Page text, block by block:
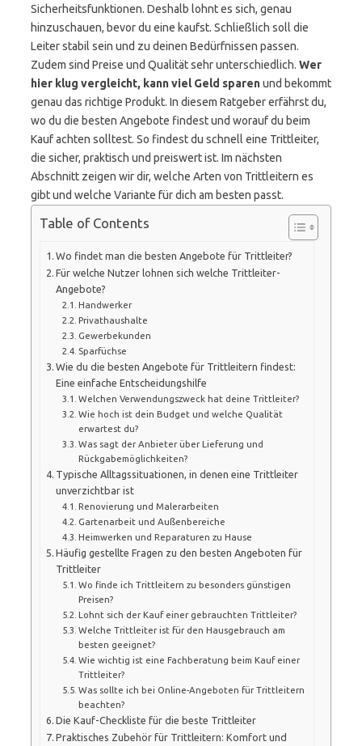
Sicherheitsfunktionen. Deshalb lohnt es sich, genau
hinzuschauen, bevor du eine kaufst. Schließlich soll die
Leiter stabil sein und zu deinen Bedürfnissen passen.
Zudem sind Preise und Qualität sehr unterschiedlich. Wer
hier klug vergleicht, kann viel Geld sparenund bekommt
genau das richtige Produkt. In diesem Ratgeber erfährst du,
wo du die besten Angebote findest und worauf du beim
Kauf achten solltest. So findest du schnell eine Trittleiter,
die sicher, praktisch und preiswert ist. Im nächsten
Abschnitt zeigen wir dir, welche Arten von Trittleitern es
gibt und welche Variante für dich am besten passt.
Table of Contents
Wo findet man die besten Angebote für Trittleiter?
Für welche Nutzer lohnen sich welche Trittleiter-
Angebote?
Handwerker
Privathaushalte
Gewerbekunden
Sparfüchse
Wie du die besten Angebote für Trittleitern findest:
Eine einfache Entscheidungshilfe
Welchen Verwendungszweck hat deine Trittleiter?
Wie hoch ist dein Budget und welche Qualität
erwartest du?
Was sagt der Anbieter über Lieferung und
Rückgabemöglichkeiten?
Typische Alltagssituationen, in denen eine Trittleiter
unverzichtbar ist
Renovierung und Malerarbeiten
Gartenarbeit und Außenbereiche
Heimwerken und Reparaturen zu Hause
Häufig gestellte Fragen zu den besten Angeboten für
Trittleiter
Wo finde ich Trittleitern zu besonders günstigen
Preisen?
Lohnt sich der Kauf einer gebrauchten Trittleiter?
Welche Trittleiter ist für den Hausgebrauch am
besten geeignet?
Wie wichtig ist eine Fachberatung beim Kauf einer
Trittleiter?
Was sollte ich bei Online-Angeboten für Trittleitern
beachten?
Die Kauf-Checkliste für die beste Trittleiter
Praktisches Zubehör für Trittleitern: Komfort und